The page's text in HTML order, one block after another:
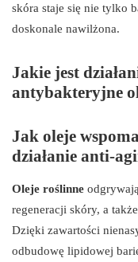
skóra staje się nie tylko
doskonale nawilżona.
Jakie jest
antybakteryjne
Jak oleje
działanie anti-
Oleje roślinne
regeneracji skóry, a
Dzięki zawartości
odbudowę lipidowej